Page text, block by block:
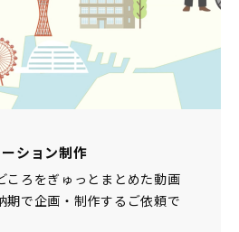
ション制作
ころをぎゅっとまとめた動画
期で企画・制作するご依頼で